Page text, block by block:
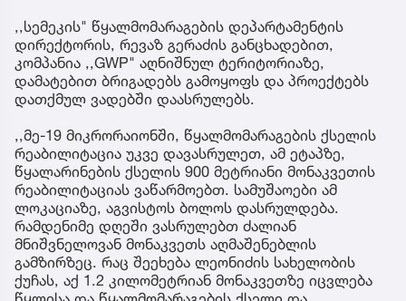
,,სემეკის" წყალმომარაგების დეპარტამენტის
დირექტორის, რევაზ გერაძის განცხადებით,
კომპანია ,,GWP" აღნიშნულ ტერიტორიაზე,
დამატებით ბრიგადებს გამოყოფს და პროექტებს
დათქმულ ვადებში დაასრულებს.
,,მე-19 მიკრორაიონში, წყალმომარაგების ქსელის
რეაბილიტაცია უკვე დავასრულეთ, ამ ეტაპზე,
წყალარინების ქსელის 900 მეტრიანი მონაკვეთის
რეაბილიტაციას ვაწარმოებთ. სამუშაოები ამ
ლოკაციაზე, აგვისტოს ბოლოს დასრულდება.
რამდენიმე დღეში ვასრულებთ ძალიან
მნიშვნელოვან მონაკვეთს აღმაშენებლის
გამზირზეც. რაც შეეხება ლეონიძის სახელობის
ქუჩას, აქ 1.2 კილომეტრიან მონაკვეთზე იცვლება